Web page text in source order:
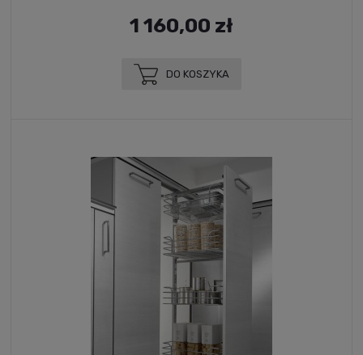
1 160,00 zł
DO KOSZYKA